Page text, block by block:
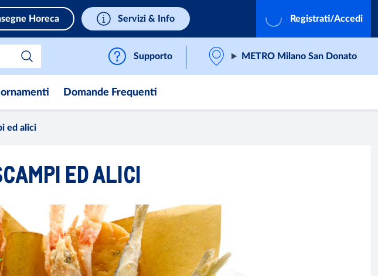
Horeca Servizi & Info Registrati/Accedi
Supporto METRO Milano San Donato
Domande Frequenti
ed alici
ED ALICI